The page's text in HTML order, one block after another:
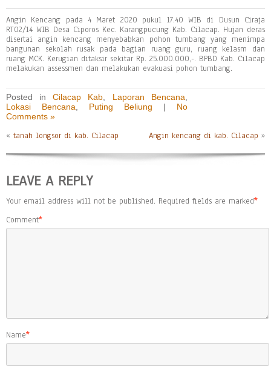
Angin Kencang pada 4 Maret 2020 pukul 17.40 WIB di Dusun Ciraja
RT02/14 WIB Desa Ciporos Kec. Karangpucung Kab. Cilacap. Hujan deras
disertai angin kencang menyebabkan pohon tumbang yang menimpa
bangunan sekolah rusak pada bagian ruang guru, ruang kelasm dan
ruang MCK. Kerugian ditaksir sekitar Rp. 25.000.000,-. BPBD Kab. Cilacap
melakukan assessmen dan melakukan evakuasi pohon tumbang.
Posted inCilacap Kab Laporan Bencana
Lokasi Bencana
Puting Beliung | No
Comments »
« tanah longsor di kab. Cilacap Angin kencang di kab. Cilacap »
LEAVE A REPLY
Your email address will not be published. Required fields are marked*
Comment*
Name*